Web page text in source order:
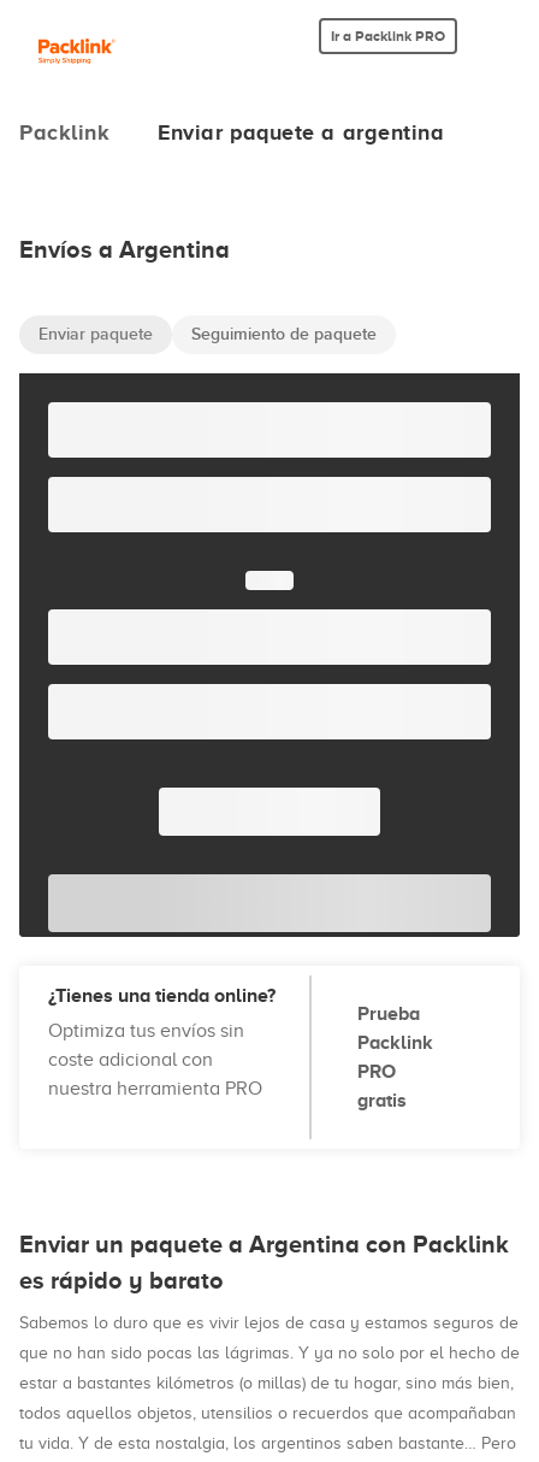
Ir a Packlink PRO
Packlink Enviar paquete a argentina
Envíos a Argentina
Enviar paquete Seguimiento de paquete
¿Tienes una tienda online?
Optimiza tus envíos sin
coste adicional con
nuestra herramienta PRO
Prueba
Packlink
PRO
gratis
Enviar un paquete a Argentina con Packlink
es rápido y barato
Sabemos lo duro que es vivir lejos de casa y estamos seguros de
que no han sido pocas las lágrimas. Y ya no solo por el hecho de
estar a bastantes kilómetros (o millas) de tu hogar, sino más bien,
todos aquellos objetos, utensilios o recuerdos que acompañaban
tu vida. Y de esta nostalgia, los argentinos saben bastante… Pero